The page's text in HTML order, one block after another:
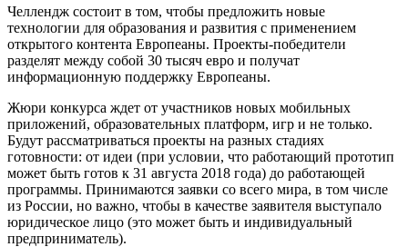
Челлендж состоит в том, чтобы предложить новые
технологии для образования и развития с применением
открытого контента Европеаны. Проекты-победители
разделят между собой 30 тысяч евро и получат
информационную поддержку Европеаны.
Жюри конкурса ждет от участников новых мобильных
приложений, образовательных платформ, игр и не только.
Будут рассматриваться проекты на разных стадиях
готовности: от идеи (при условии, что работающий прототип
может быть готов к 31 августа 2018 года) до работающей
программы. Принимаются заявки со всего мира, в том числе
из России, но важно, чтобы в качестве заявителя выступало
юридическое лицо (это может быть и индивидуальный
предприниматель).